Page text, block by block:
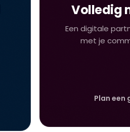
Volledig
Een digitale
met je
Plan een